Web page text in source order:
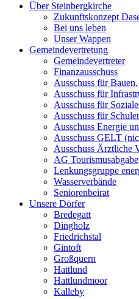
Über Steinbergkirche
Zukunftskonzept
Bei uns leben
Unser Wappen
Gemeindevertretung
Gemeindevertreter
Finanzausschuss
Ausschuss für
Ausschuss für
Ausschuss für
Ausschuss für
Ausschuss Energie
Ausschuss GELT
Ausschuss Ärztliche
AG Tourismusabgabe
Lenkungsgruppe
Wasserverbände
Seniorenbeirat
Unsere Dörfer
Bredegatt
Dingholz
Friedrichstal
Gintoft
Großquern
Hattlund
Hattlundmoor
Kalleby